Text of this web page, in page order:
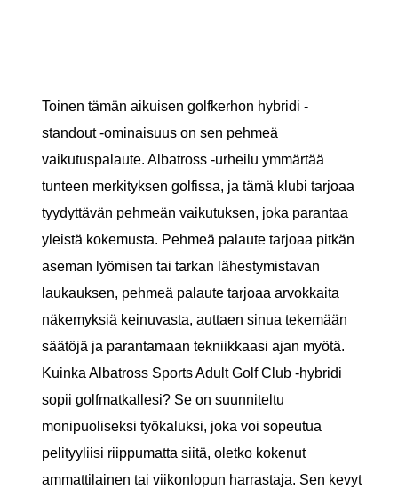
Toinen tämän aikuisen golfkerhon hybridi -
standout -ominaisuus on sen pehmeä
vaikutuspalaute. Albatross -urheilu ymmärtää
tunteen merkityksen golfissa, ja tämä klubi tarjoaa
tyydyttävän pehmeän vaikutuksen, joka parantaa
yleistä kokemusta. Pehmeä palaute tarjoaa pitkän
aseman lyömisen tai tarkan lähestymistavan
laukauksen, pehmeä palaute tarjoaa arvokkaita
näkemyksiä keinuvasta, auttaen sinua tekemään
säätöjä ja parantamaan tekniikkaasi ajan myötä.
Kuinka Albatross Sports Adult Golf Club -hybridi
sopii golfmatkallesi? Se on suunniteltu
monipuoliseksi työkaluksi, joka voi sopeutua
pelityyliisi riippumatta siitä, oletko kokenut
ammattilainen tai viikonlopun harrastaja. Sen kevyt